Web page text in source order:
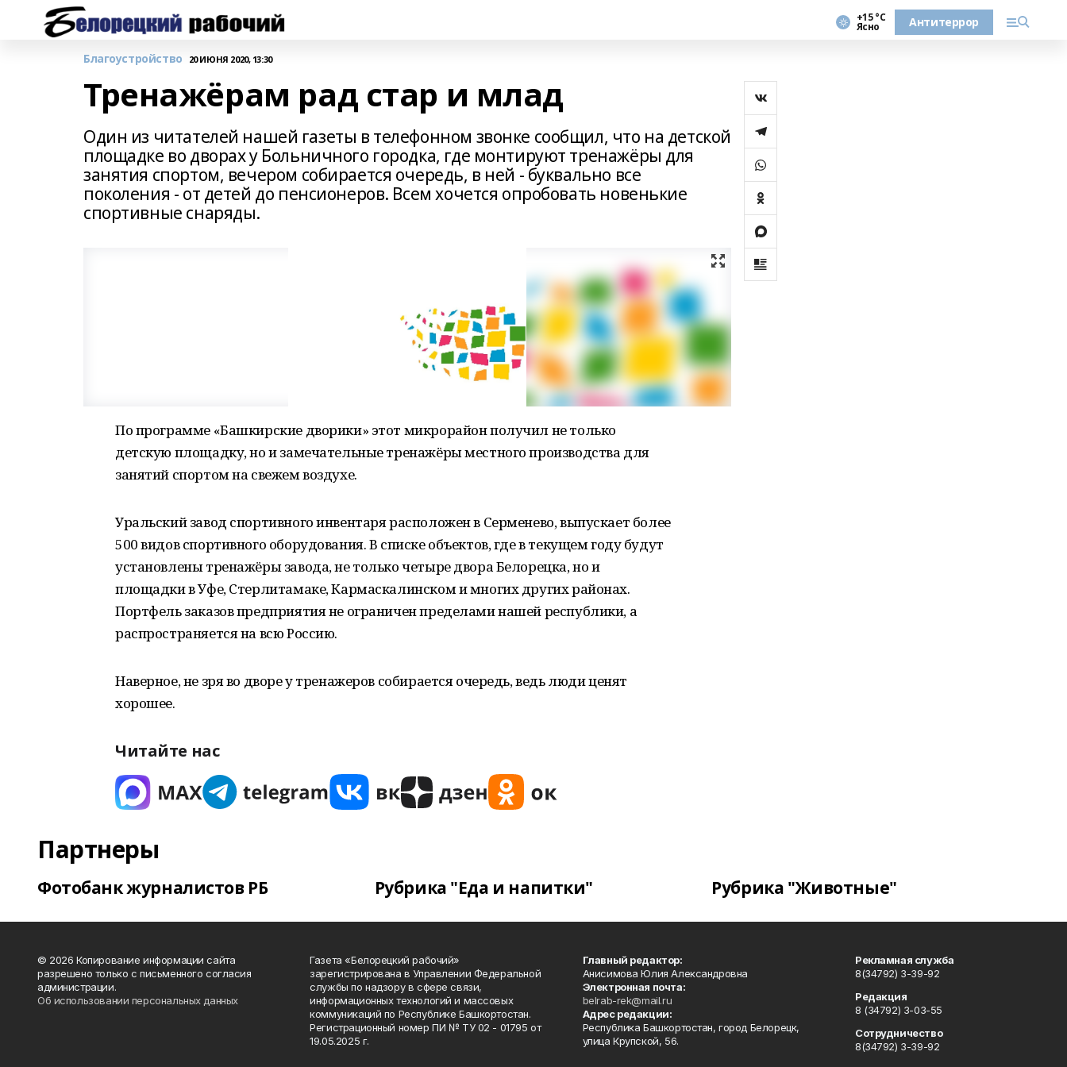
+15 °С
Ясно Антитеррор
Благоустройство 20 ИЮНЯ 2020, 13:30
Тренажёрам рад стар и млад
Один из читателей нашей газеты в телефонном звонке сообщил, что на детской
площадке во дворах у Больничного городка, где монтируют тренажёры для
занятия спортом, вечером собирается очередь, в ней - буквально все
поколения - от детей до пенсионеров. Всем хочется опробовать новенькие
спортивные снаряды.
По программе «Башкирские дворики» этот микрорайон получил не только
детскую площадку, но и замечательные тренажёры местного производства для
занятий спортом на свежем воздухе.
Уральский завод спортивного инвентаря расположен в Серменево, выпускает более
500 видов спортивного оборудования. В списке объектов, где в текущем году будут
установлены тренажёры завода, не только четыре двора Белорецка, но и
площадки в Уфе, Стерлитамаке, Кармаскалинском и многих других районах.
Портфель заказов предприятия не ограничен пределами нашей республики, а
распространяется на всю Россию.
Наверное, не зря во дворе у тренажеров собирается очередь, ведь люди ценят
хорошее.
Читайте нас
Партнеры
Фотобанк журналистов РБ Рубрика "Еда и напитки" Рубрика "Животные"
© 2026 Копирование информации сайта
разрешено только с письменного согласия
администрации.
Об использовании персональных данных
Газета «Белорецкий рабочий»
зарегистрирована в Управлении Федеральной
службы по надзору в сфере связи,
информационных технологий и массовых
коммуникаций по Республике Башкортостан.
Регистрационный номер ПИ № ТУ 02 - 01795 от
19.05.2025 г.
Главный редактор:
Анисимова Юлия Александровна
Электронная почта:
belrab-rek@mail.ru
Адрес редакции:
Республика Башкортостан, город Белорецк,
улица Крупской, 56.
Рекламная служба
8(34792) 3-39-92
Редакция
8 (34792) 3-03-55
Сотрудничество
8(34792) 3-39-92